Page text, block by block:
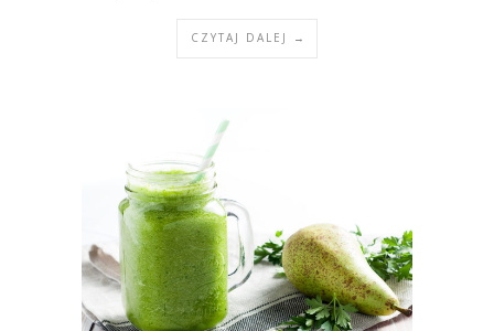
CZYTAJ DALEJ →